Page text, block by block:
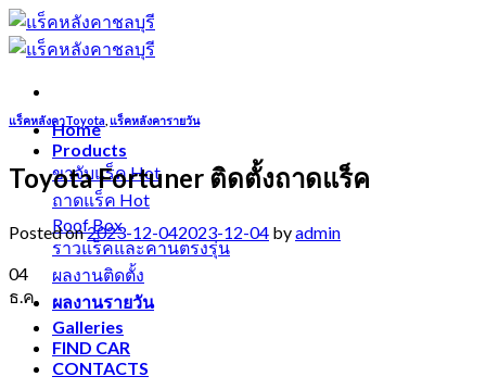
Skip
to
content
Home
Products
ขาจับแร็ค
ถาดแร็ค
Roof Box
ราวแร็คและคานตรงรุ่น
ผลงานติดตั้ง
ผลงานรายวัน
Galleries
FIND CAR
CONTACTS
แร็คหลังคาToyota แร็คหลังคารายวัน
Toyota Fortuner ติดตั้งถาดแร็ค
Posted on2023-12-042023-12-04 byadmin
04
ธ.ค.